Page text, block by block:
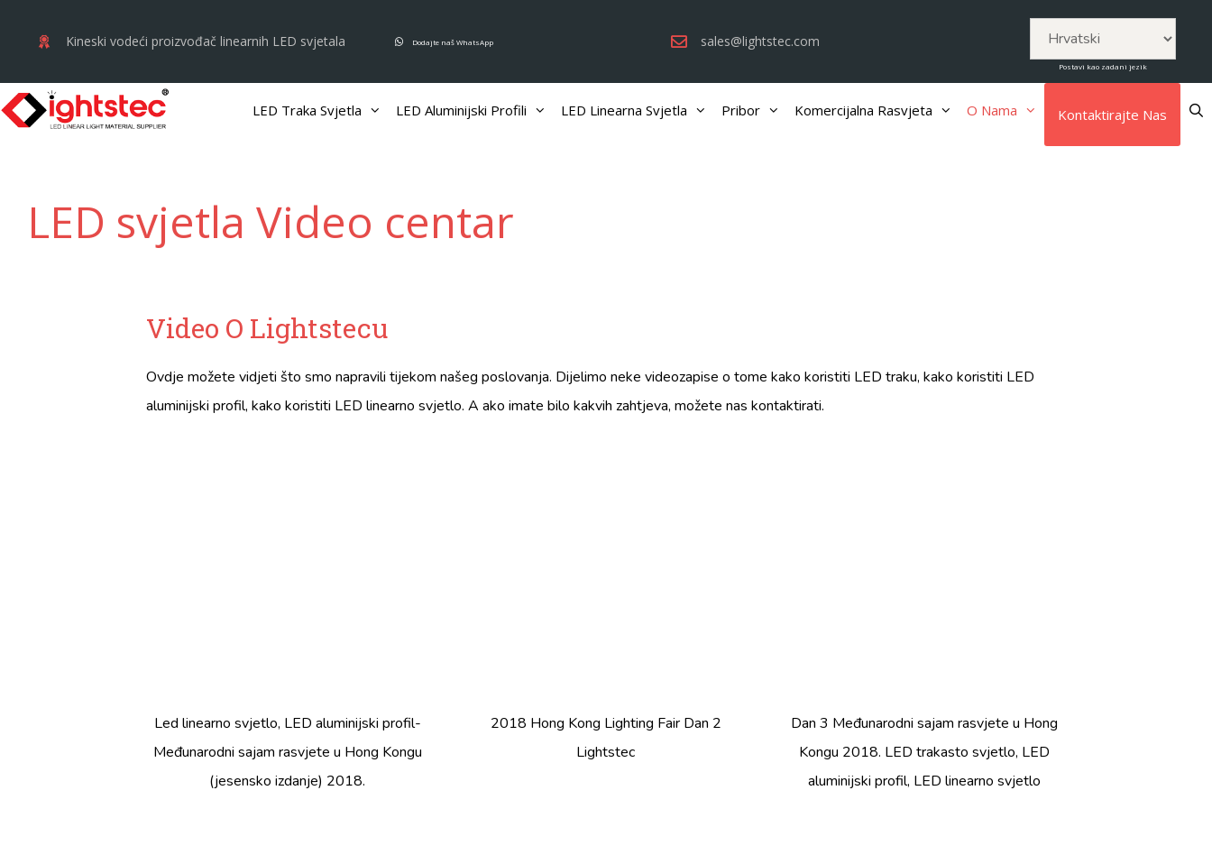
Kineski vodeći proizvođač linearnih LED svjetala Dodajte naš WhatsApp sales@lightstec.com
Postavi kao zadani jezik
LED Traka Svjetla LED Aluminijski Profili LED Linearna Svjetla Pribor Komercijalna Rasvjeta O Nama Kontaktirajte Nas
LED svjetla Video centar
Video O Lightstecu
Ovdje možete vidjeti što smo napravili tijekom našeg poslovanja. Dijelimo neke videozapise o tome kako koristiti LED traku, kako koristiti LED
aluminijski profil, kako koristiti LED linearno svjetlo. A ako imate bilo kakvih zahtjeva, možete nas kontaktirati.
Led linearno svjetlo, LED aluminijski profil-
Međunarodni sajam rasvjete u Hong Kongu
(jesensko izdanje) 2018.
2018 Hong Kong Lighting Fair Dan 2
Lightstec
Dan 3 Međunarodni sajam rasvjete u Hong
Kongu 2018. LED trakasto svjetlo, LED
aluminijski profil, LED linearno svjetlo